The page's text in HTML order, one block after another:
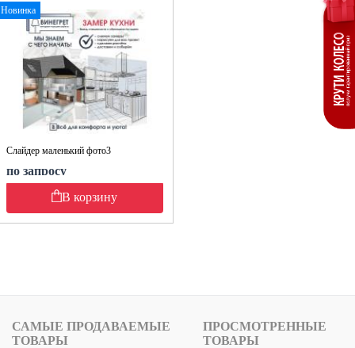
Новинка
Слайдер маленький фото3
по запросу
В корзину
САМЫЕ ПРОДАВАЕМЫЕ
ТОВАРЫ
ПРОСМОТРЕННЫЕ
ТОВАРЫ